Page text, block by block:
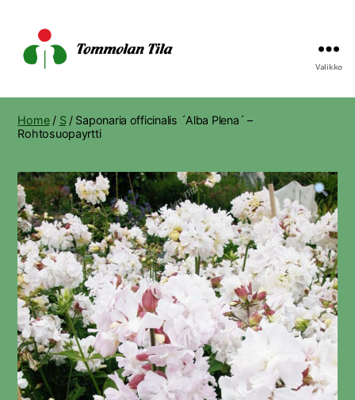
Tila
Valikko
Home/ S/ Saponaria officinalis ´Alba Plena´ –
Rohtosuopayrtti